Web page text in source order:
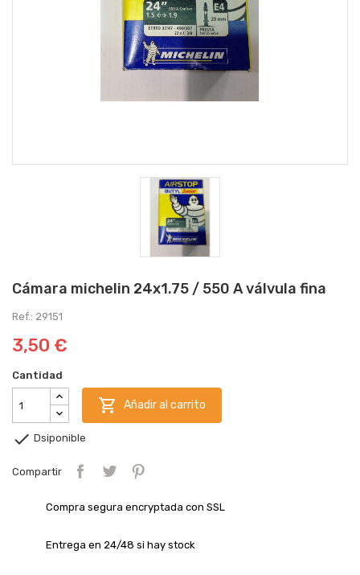
Cámara michelin 24x1.75 / 550 A válvula fina
Ref.: 29151
3,50 €
Cantidad
 Añadir al carrito
 Dsiponible
Compartir
Compra segura encryptada con SSL
Entrega en 24/48 si hay stock